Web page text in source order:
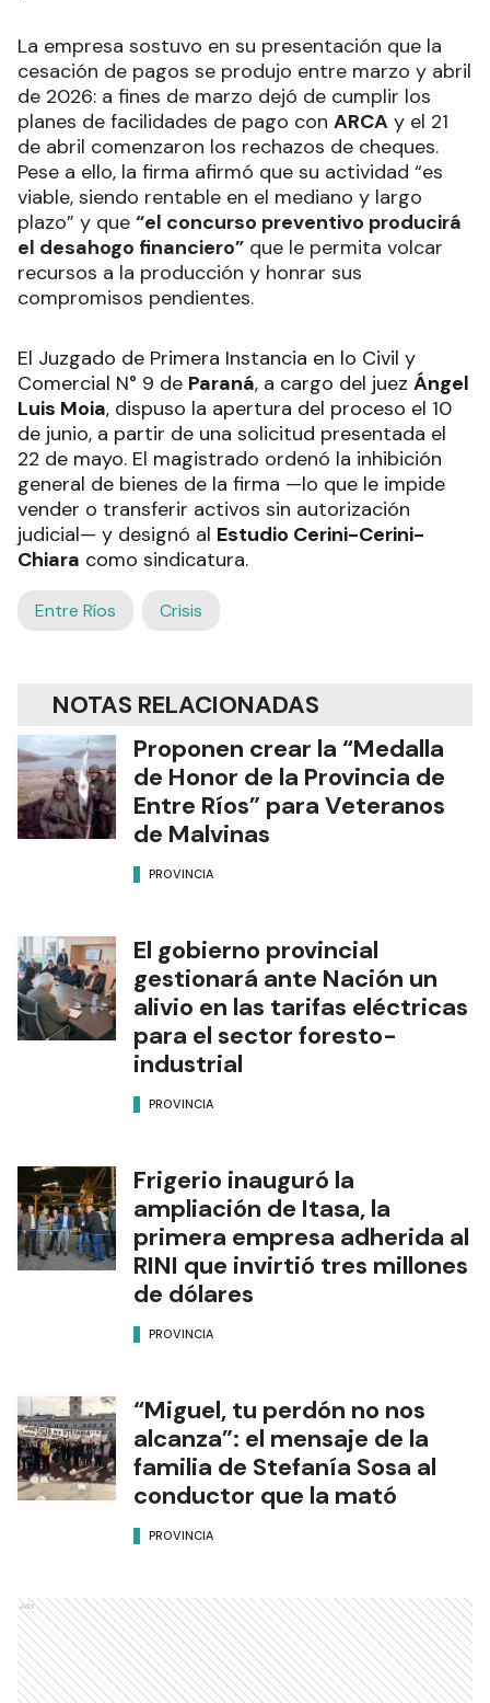
La empresa sostuvo en su presentación que la
cesación de pagos se produjo entre marzo y abril
de 2026: a fines de marzo dejó de cumplir los
planes de facilidades de pago con ARCA y el 21
de abril comenzaron los rechazos de cheques.
Pese a ello, la firma afirmó que su actividad “es
viable, siendo rentable en el mediano y largo
plazo” y que “el concurso preventivo producirá
el desahogo financiero” que le permita volcar
recursos a la producción y honrar sus
compromisos pendientes.
El Juzgado de Primera Instancia en lo Civil y
Comercial N° 9 de Paraná, a cargo del juez Ángel
Luis Moia, dispuso la apertura del proceso el 10
de junio, a partir de una solicitud presentada el
22 de mayo. El magistrado ordenó la inhibición
general de bienes de la firma —lo que le impide
vender o transferir activos sin autorización
judicial— y designó al Estudio Cerini-Cerini-
Chiara como sindicatura.
Entre Ríos Crisis
NOTAS RELACIONADAS
Proponen crear la “Medalla
de Honor de la Provincia de
Entre Ríos” para Veteranos
de Malvinas
PROVINCIA
El gobierno provincial
gestionará ante Nación un
alivio en las tarifas eléctricas
para el sector foresto-
industrial
PROVINCIA
Frigerio inauguró la
ampliación de Itasa, la
primera empresa adherida al
RINI que invirtió tres millones
de dólares
PROVINCIA
“Miguel, tu perdón no nos
alcanza”: el mensaje de la
familia de Stefanía Sosa al
conductor que la mató
PROVINCIA
Ads